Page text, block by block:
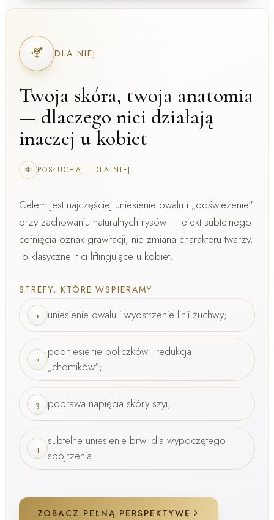
DLA NIEJ
Twoja skóra, twoja anatomia
— dlaczego nici działają
inaczej u kobiet
POSŁUCHAJ · DLA NIEJ
Celem jest najczęściej uniesienie owalu i „odświeżenie"
przy zachowaniu naturalnych rysów — efekt subtelnego
cofnięcia oznak grawitacji, nie zmiana charakteru twarzy.
To klasyczne nici liftingujące u kobiet.
STREFY, KTÓRE WSPIERAMY
1 uniesienie owalu i wyostrzenie linii żuchwy;
2
podniesienie policzków i redukcja
„chomików";
3 poprawa napięcia skóry szyi;
4
subtelne uniesienie brwi dla wypoczętego
spojrzenia.
ZOBACZ PEŁNĄ PERSPEKTYWĘ